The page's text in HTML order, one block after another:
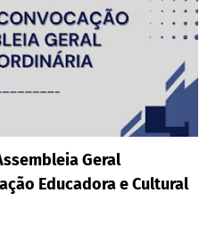
Geral
Educadora e Cultural